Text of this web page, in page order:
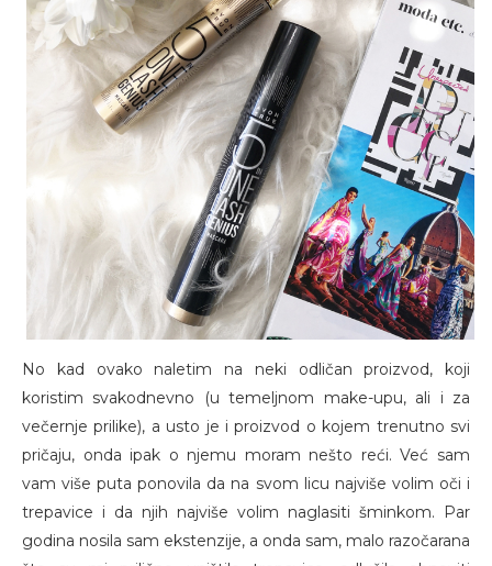
No kad ovako naletim na neki odličan proizvod, koji
koristim svakodnevno (u temeljnom make-upu, ali i za
večernje prilike), a usto je i proizvod o kojem trenutno svi
pričaju, onda ipak o njemu moram nešto reći. Već sam
vam više puta ponovila da na svom licu najviše volim oči i
trepavice i da njih najviše volim naglasiti šminkom. Par
godina nosila sam ekstenzije, a onda sam, malo razočarana